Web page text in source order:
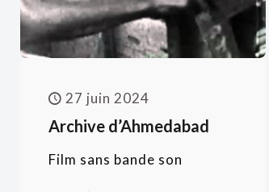
27 juin 2024
Archive d’Ahmedabad
Film sans bande son